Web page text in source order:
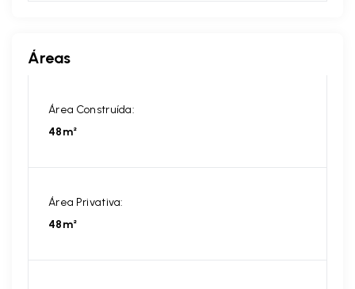
Áreas
Área Construída:
48m²
Área Privativa:
48m²